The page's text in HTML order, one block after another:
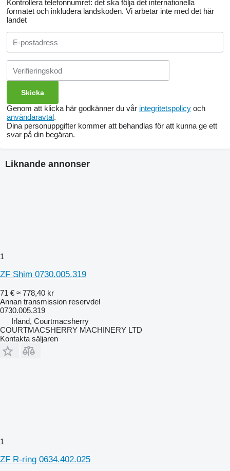
Kontrollera telefonnumret: det ska följa det internationella
formatet och inkludera landskoden. Vi arbetar inte med det här
landet
Genom att klicka här godkänner du vår integritetspolicy och
användaravtal.
Dina personuppgifter kommer att behandlas för att kunna ge ett
svar på din begäran.
Liknande annonser
1
ZF Shim 0730.005.319
71 € ≈ 778,40 kr
Annan transmission reservdel
0730.005.319
Irland, Courtmacsherry
COURTMACSHERRY MACHINERY LTD
Kontakta säljaren
1
ZF R-ring 0634.402.025